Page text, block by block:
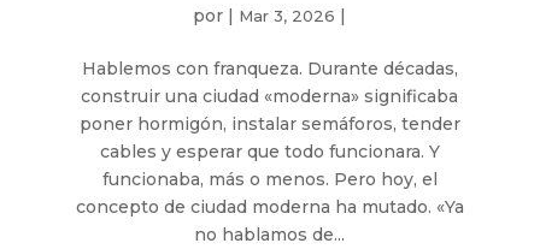
por Mar 3, 2026
Hablemos con franqueza. Durante décadas,
construir una ciudad «moderna» significaba
poner hormigón, instalar semáforos, tender
cables y esperar que todo funcionara. Y
funcionaba, más o menos. Pero hoy, el
concepto de ciudad moderna ha mutado. «Ya
no hablamos de...